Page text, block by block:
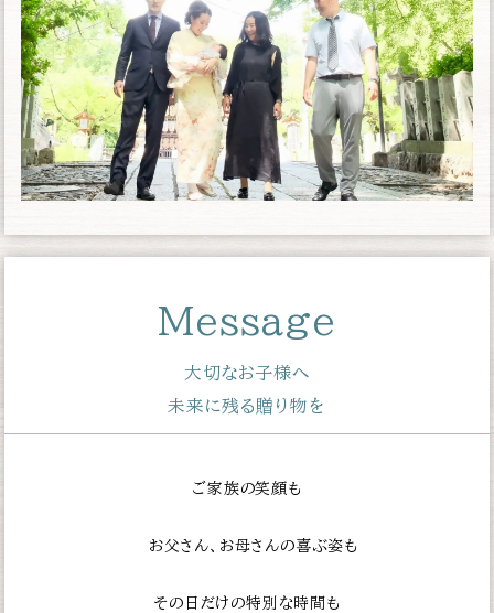
Message
大切なお子様へ
未来に残る贈り物を
ご家族の笑顔も
お父さん、お母さんの喜ぶ姿も
その日だけの特別な時間も